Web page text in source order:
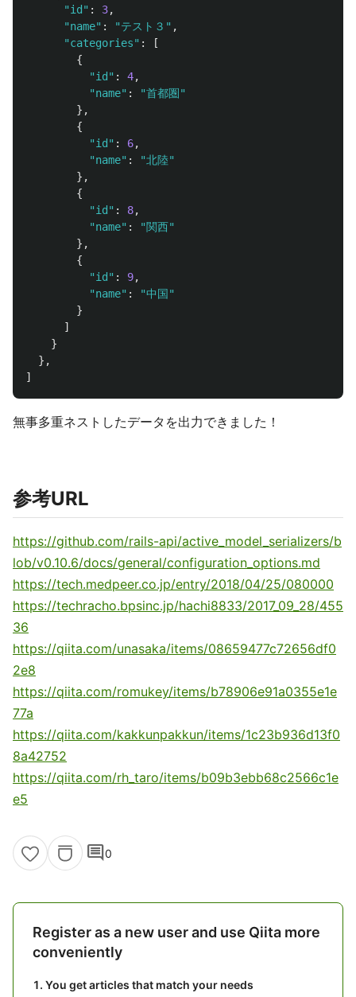
"id" : 3,
"name" : "テスト３" ,
"categories" :
[
{
"id" : 4,
"name" :
"首都圏"
},
{
"id" : 6,
"name" :
"北陸"
},
{
"id" : 8,
"name" :
"関西"
},
{
"id" : 9,
"name" :
"中国"
}
]
}
},
]
無事多重ネストしたデータを出力できました！
参考URL
https://github.com/rails-api/active_model_serializers/b
lob/v0.10.6/docs/general/configuration_options.md
https://tech.medpeer.co.jp/entry/2018/04/25/080000
https://techracho.bpsinc.jp/hachi8833/2017_09_28/455
36
https://qiita.com/unasaka/items/08659477c72656df0
2e8
https://qiita.com/romukey/items/b78906e91a0355e1e
77a
https://qiita.com/kakkunpakkun/items/1c23b936d13f0
8a42752
https://qiita.com/rh_taro/items/b09b3ebb68c2566c1e
e5
comment0
Register as a new user and use Qiita more
conveniently
You get articles that match your needs